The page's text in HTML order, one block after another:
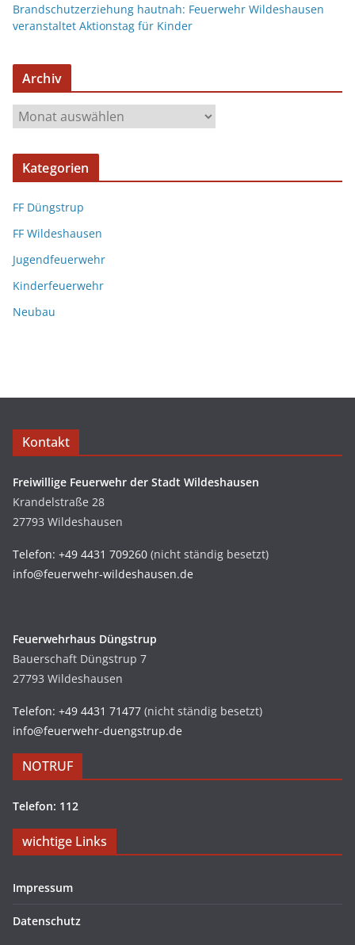
Brandschutzerziehung hautnah: Feuerwehr Wildeshausen
veranstaltet Aktionstag für Kinder
Archiv
Kategorien
FF Düngstrup
FF Wildeshausen
Jugendfeuerwehr
Kinderfeuerwehr
Neubau
Kontakt
Freiwillige Feuerwehr der Stadt Wildeshausen
Krandelstraße 28
27793 Wildeshausen
Telefon: +49 4431 709260 (nicht ständig besetzt)
info@feuerwehr-wildeshausen.de
Feuerwehrhaus Düngstrup
Bauerschaft Düngstrup 7
27793 Wildeshausen
Telefon: +49 4431 71477 (nicht ständig besetzt)
info@feuerwehr-duengstrup.de
NOTRUF
Telefon: 112
wichtige Links
Impressum
Datenschutz